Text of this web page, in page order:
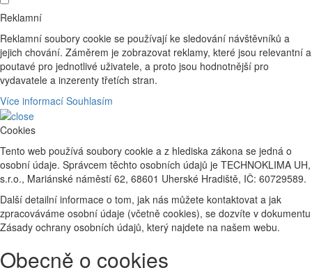
Reklamní
Reklamní soubory cookie se používají ke sledování návštěvníků a
jejich chování. Záměrem je zobrazovat reklamy, které jsou relevantní a
poutavé pro jednotlivé uživatele, a proto jsou hodnotnější pro
vydavatele a inzerenty třetích stran.
Více informací Souhlasím
Cookies
Tento web používá soubory cookie a z hlediska zákona se jedná o
osobní údaje. Správcem těchto osobních údajů je TECHNOKLIMA UH,
s.r.o., Mariánské náměstí 62, 68601 Uherské Hradiště, IČ: 60729589.
Další detailní informace o tom, jak nás můžete kontaktovat a jak
zpracováváme osobní údaje (včetně cookies), se dozvíte v dokumentu
Zásady ochrany osobních údajů, který najdete na našem webu.
Obecně o cookies